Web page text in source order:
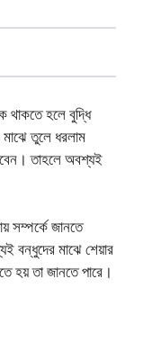
থাকতে হলে বুদ্ধি
তুলে ধরলাম
তাহলে অবশ্যই
সম্পর্কে জানতে
বন্ধুদের মাঝে শেয়ার
হয় তা জানতে পারে।